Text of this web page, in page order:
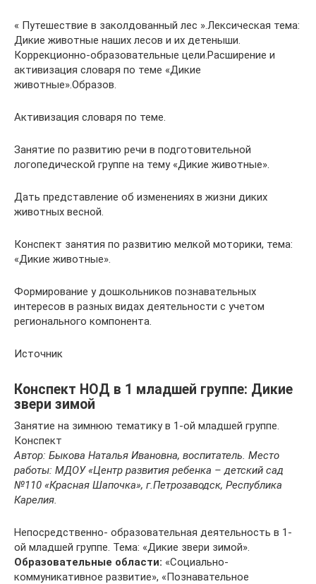
« Путешествие в заколдованный лес ».Лексическая тема:
Дикие животные наших лесов и их детеныши.
Коррекционно-образовательные цели.Расширение и
активизация словаря по теме «Дикие
животные».Образов.
Активизация словаря по теме.
Занятие по развитию речи в подготовительной
логопедической группе на тему «Дикие животные».
Дать представление об изменениях в жизни диких
животных весной.
Конспект занятия по развитию мелкой моторики, тема:
«Дикие животные».
Формирование у дошкольников познавательных
интересов в разных видах деятельности с учетом
регионального компонента.
Источник
Конспект НОД в 1 младшей группе: Дикие
звери зимой
Занятие на зимнюю тематику в 1-ой младшей группе.
Конспект
Автор: Быкова Наталья Ивановна, воспитатель. Место
работы: МДОУ «Центр развития ребенка – детский сад
№110 «Красная Шапочка», г.Петрозаводск, Республика
Карелия.
Непосредственно- образовательная деятельность в 1-
ой младшей группе. Тема: «Дикие звери зимой».
Образовательные области: «Социально-
коммуникативное развитие», «Познавательное